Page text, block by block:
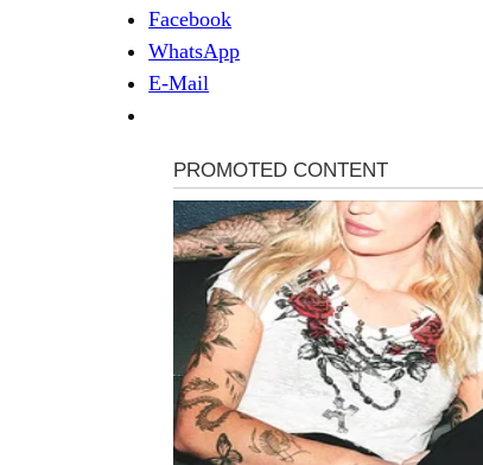
Facebook
WhatsApp
E-Mail